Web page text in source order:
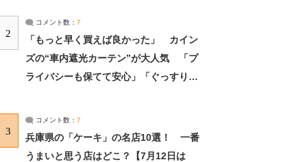
2
コメント数： 7
「もっと早く買えば良かった」 カイン
ズの“車内遮光カーテン”が大人気 「プ
ライバシーも保てて安心」「ぐっすり眠
3
コメント数： 7
兵庫県の「ケーキ」の名店10選！ 一番
うまいと思う店はどこ？【7月12日は